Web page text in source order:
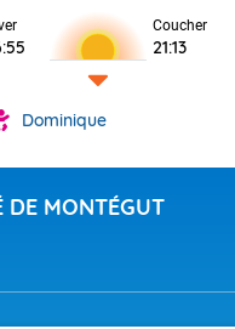
Coucher
21:13
Dominique
DE MONTÉGUT
Voici les
: 22/28 Paris
Clermont-Fd
Limoges :
Lille : 22/29
Très
(83), et